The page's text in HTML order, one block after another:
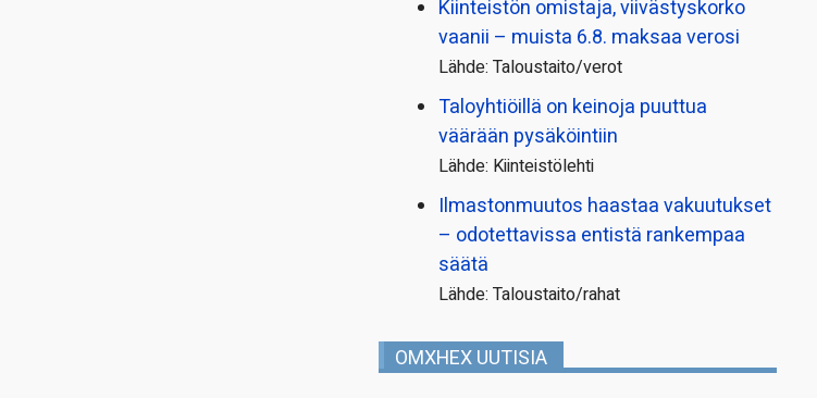
Kiinteistön omistaja, viivästyskorko
vaanii – muista 6.8. maksaa verosi
Lähde: Taloustaito/verot
Taloyhtiöillä on keinoja puuttua
väärään pysäköintiin
Lähde: Kiinteistölehti
Ilmastonmuutos haastaa vakuutukset
– odotettavissa entistä rankempaa
säätä
Lähde: Taloustaito/rahat
OMXHEX UUTISIA